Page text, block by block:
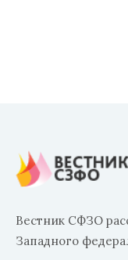
Вестник СФЗО
Западного